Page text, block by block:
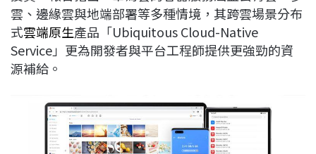
雲、邊緣雲與地端部署等多種情境，其跨雲場景分布
式雲端原生產品「Ubiquitous Cloud-Native
Service」更為開發者與平台工程師提供更強勁的資
源補給。